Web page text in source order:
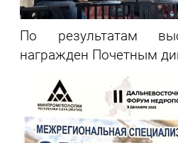
По результатам
награжден Почетным